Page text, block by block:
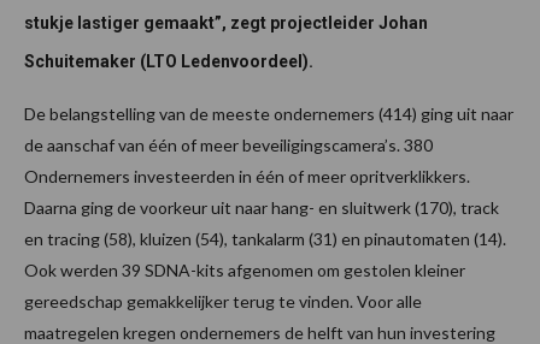
stukje lastiger gemaakt”, zegt projectleider Johan
Schuitemaker (LTO Ledenvoordeel).
De belangstelling van de meeste ondernemers (414) ging uit naar
de aanschaf van één of meer beveiligingscamera’s. 380
Ondernemers investeerden in één of meer opritverklikkers.
Daarna ging de voorkeur uit naar hang- en sluitwerk (170), track
en tracing (58), kluizen (54), tankalarm (31) en pinautomaten (14).
Ook werden 39 SDNA-kits afgenomen om gestolen kleiner
gereedschap gemakkelijker terug te vinden. Voor alle
maatregelen kregen ondernemers de helft van hun investering